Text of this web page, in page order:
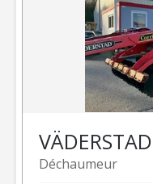
Déchaumeur
VÄDERSTAD